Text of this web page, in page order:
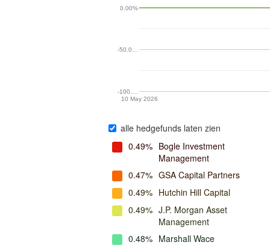
10 May 2026
-100.…
-50.0…
0.00%
alle hedgefunds laten zien
0.49% Bogle Investment
Management
0.47% GSA Capital Partners
0.49% Hutchin Hill Capital
0.49% J.P. Morgan Asset
Management
0.48% Marshall Wace